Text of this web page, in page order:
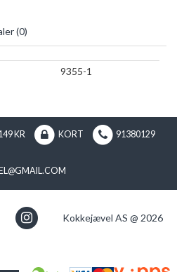
(0)
9355-1
KR KORT 91380129
Kokkejævel AS @ 2026